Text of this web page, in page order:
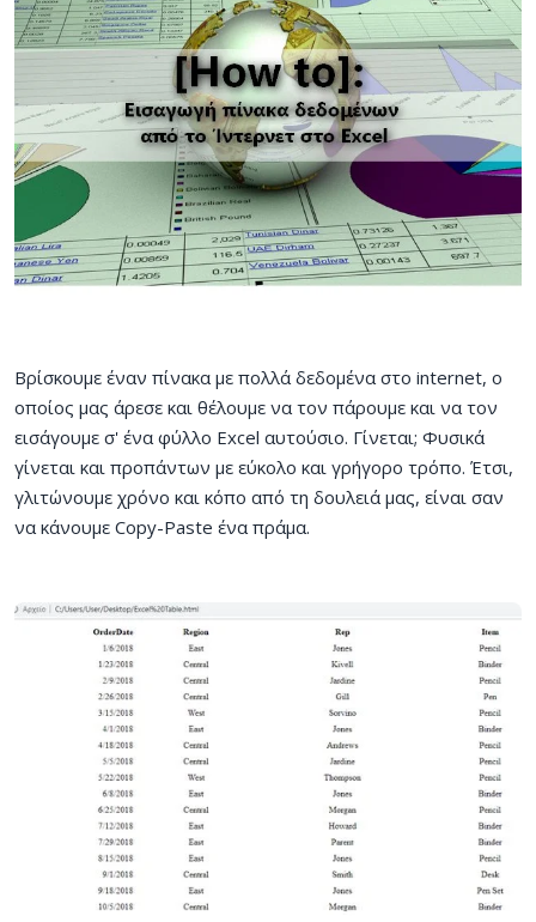
Βρίσκουμε έναν πίνακα με πολλά δεδομένα στο internet, ο
οποίος μας άρεσε και θέλουμε να τον πάρουμε και να τον
εισάγουμε σ' ένα φύλλο Excel αυτούσιο. Γίνεται; Φυσικά
γίνεται και προπάντων με εύκολο και γρήγορο τρόπο. Έτσι,
γλιτώνουμε χρόνο και κόπο από τη δουλειά μας, είναι σαν
να κάνουμε Copy-Paste ένα πράμα.